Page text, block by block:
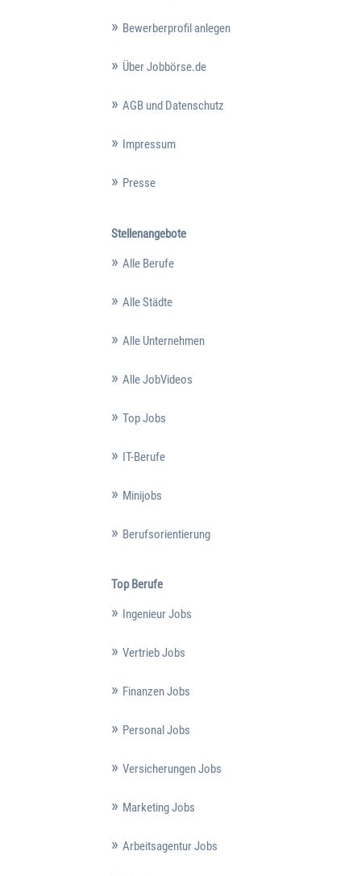
Bewerberprofil anlegen
Über Jobbörse.de
AGB und Datenschutz
Impressum
Presse
Stellenangebote
Alle Berufe
Alle Städte
Alle Unternehmen
Alle JobVideos
Top Jobs
IT-Berufe
Minijobs
Berufsorientierung
Top Berufe
Ingenieur Jobs
Vertrieb Jobs
Finanzen Jobs
Personal Jobs
Versicherungen Jobs
Marketing Jobs
Arbeitsagentur Jobs